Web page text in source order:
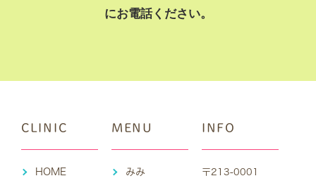
にお電話ください。
CLINIC
HOME
MENU
みみ
INFO
〒213-0001